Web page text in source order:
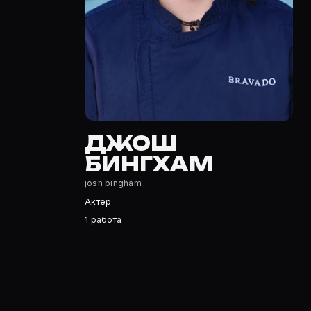
Джош Бингхам — Актер. Биография и роли на карточке
Где открыть фильмографию Джош Бингхам?
На Movie Planner: https://movie-planner.ru/s/10391345
ДЖОШ
БИНГХАМ
josh bingham
Актер
1 работа